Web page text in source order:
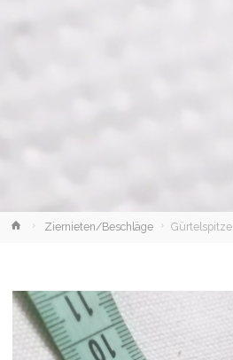
HomeZiernieten/Beschläge Gürtelspitze